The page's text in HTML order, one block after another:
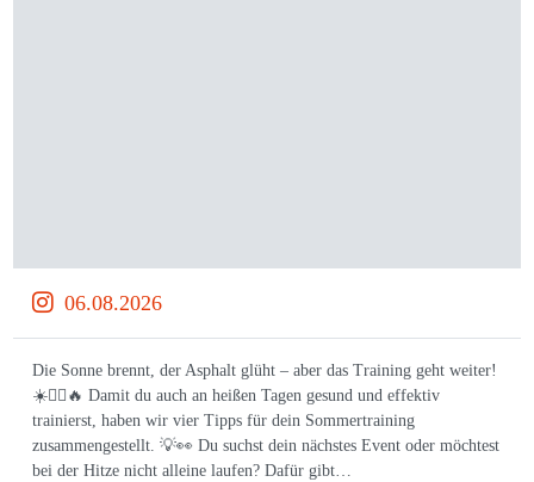
06.08.2026
Die Sonne brennt, der Asphalt glüht – aber das Training geht weiter!
☀️🏃‍♀️🔥 Damit du auch an heißen Tagen gesund und effektiv
trainierst, haben wir vier Tipps für dein Sommertraining
zusammengestellt. 💡👀 Du suchst dein nächstes Event oder möchtest
bei der Hitze nicht alleine laufen? Dafür gibt…